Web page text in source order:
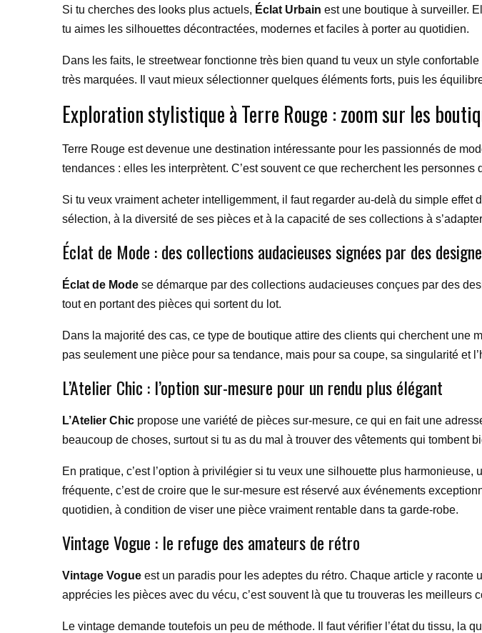
Si tu cherches des looks plus actuels, Éclat Urbain est une boutique à surveiller.
tu aimes les silhouettes décontractées, modernes et faciles à porter au quotidien.
Dans les faits, le streetwear fonctionne très bien quand tu veux un style
très marquées. Il vaut mieux sélectionner quelques éléments forts, puis les
Exploration stylistique à Terre Rouge : zoom sur les
Terre Rouge est devenue une destination intéressante pour les passionnés de
tendances : elles les interprètent. C’est souvent ce que recherchent les
Si tu veux vraiment acheter intelligemment, il faut regarder au-delà du simple
sélection, à la diversité de ses pièces et à la capacité de ses collections à
Éclat de Mode : des collections audacieuses signées par des
Éclat de Mode se démarque par des collections audacieuses conçues par des
tout en portant des pièces qui sortent du lot.
Dans la majorité des cas, ce type de boutique attire des clients qui cherchent une
pas seulement une pièce pour sa tendance, mais pour sa coupe, sa singularité et
L’Atelier Chic : l’option sur-mesure pour un rendu plus élégant
L’Atelier Chic propose une variété de pièces sur-mesure, ce qui en fait une
beaucoup de choses, surtout si tu as du mal à trouver des vêtements qui tombent
En pratique, c’est l’option à privilégier si tu veux une silhouette plus
fréquente, c’est de croire que le sur-mesure est réservé aux événements
quotidien, à condition de viser une pièce vraiment rentable dans ta garde-robe.
Vintage Vogue : le refuge des amateurs de rétro
Vintage Vogue est un paradis pour les adeptes du rétro. Chaque article y
apprécies les pièces avec du vécu, c’est souvent là que tu trouveras les meilleurs
Le vintage demande toutefois un peu de méthode. Il faut vérifier l’état du tissu, la